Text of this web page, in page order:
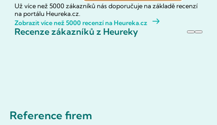
Už více než 5000 zákazníků nás doporučuje na základě recenzí
na portálu Heureka.cz.
Zobrazit více než 5000 recenzí na Heureka.cz
Recenze zákazníků z Heureky
Reference firem